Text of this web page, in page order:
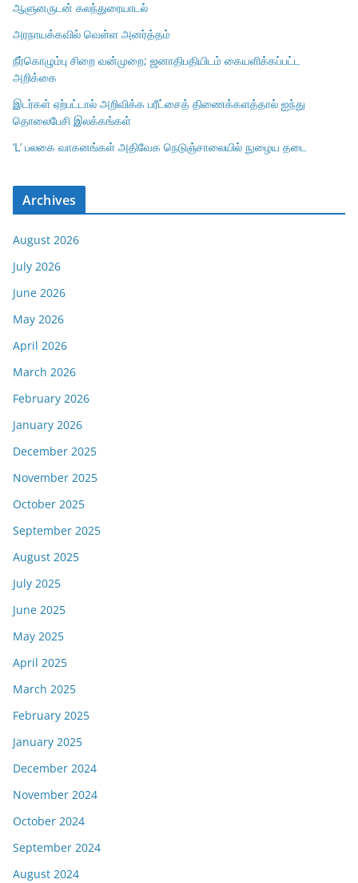
ஆளுனருடன் கலந்துரையாடல்
அரநாயக்கவில் வெள்ள அனர்த்தம்
நீர்கொழும்பு சிறை வன்முறை; ஜனாதிபதியிடம் கையளிக்கப்பட்ட
அறிக்கை
இடர்கள் ஏற்பட்டால் அறிவிக்க பரீட்சைத் திணைக்களத்தால் ஐந்து
தொலைபேசி இலக்கங்கள்
‘L’ பலகை வாகனங்கள் அதிவேக நெடுஞ்சாலையில் நுழைய தடை
Archives
August 2026
July 2026
June 2026
May 2026
April 2026
March 2026
February 2026
January 2026
December 2025
November 2025
October 2025
September 2025
August 2025
July 2025
June 2025
May 2025
April 2025
March 2025
February 2025
January 2025
December 2024
November 2024
October 2024
September 2024
August 2024